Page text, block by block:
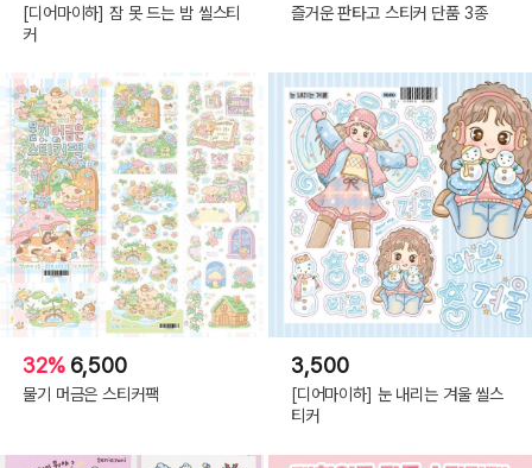
[디어마이하] 잠 못 드는 밤 씰스티
커
즐거운 판타고 스티커 단품 3종
32% 6,500
물기 머금은 스티커팩
3,500
[디어마이하] 눈 내리는 겨울 씰스
티커